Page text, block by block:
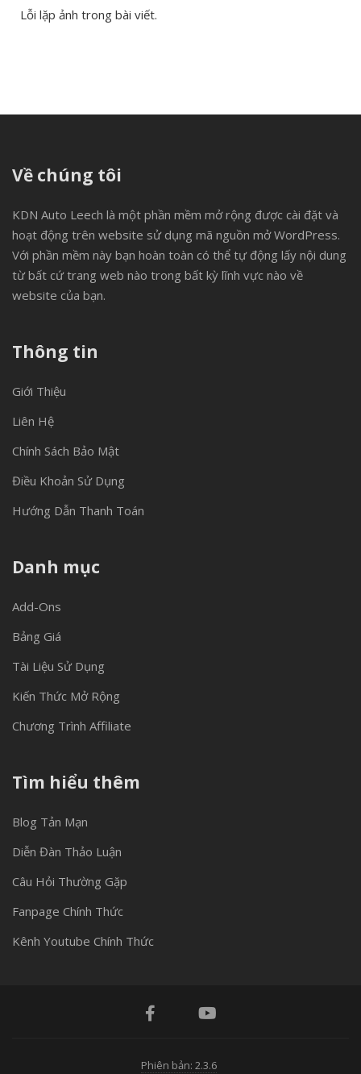
Lỗi lặp ảnh trong bài viết.
Về chúng tôi
KDN Auto Leech là một phần mềm mở rộng được cài đặt và
hoạt động trên website sử dụng mã nguồn mở WordPress.
Với phần mềm này bạn hoàn toàn có thể tự động lấy nội dung
từ bất cứ trang web nào trong bất kỳ lĩnh vực nào về
website của bạn.
Thông tin
Giới Thiệu
Liên Hệ
Chính Sách Bảo Mật
Điều Khoản Sử Dụng
Hướng Dẫn Thanh Toán
Danh mục
Add-Ons
Bảng Giá
Tài Liệu Sử Dụng
Kiến Thức Mở Rộng
Chương Trình Affiliate
Tìm hiểu thêm
Blog Tản Mạn
Diễn Đàn Thảo Luận
Câu Hỏi Thường Gặp
Fanpage Chính Thức
Kênh Youtube Chính Thức
Phiên bản: 2.3.6